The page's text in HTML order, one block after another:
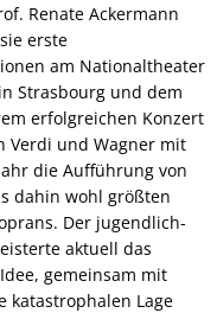
Renate Ackermann
erste
am Nationaltheater
Strasbourg und dem
erfolgreichen Konzert
Verdi und Wagner mit
die Aufführung von
dahin wohl größten
Der jugendlich-
aktuell das
gemeinsam mit
katastrophalen Lage